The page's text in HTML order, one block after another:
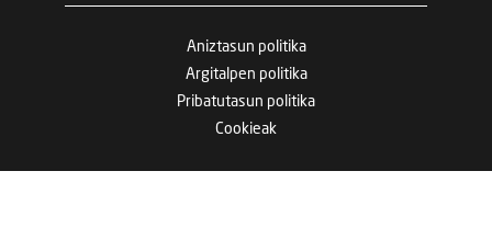
Aniztasun politika
Argitalpen politika
Pribatutasun politika
Cookieak